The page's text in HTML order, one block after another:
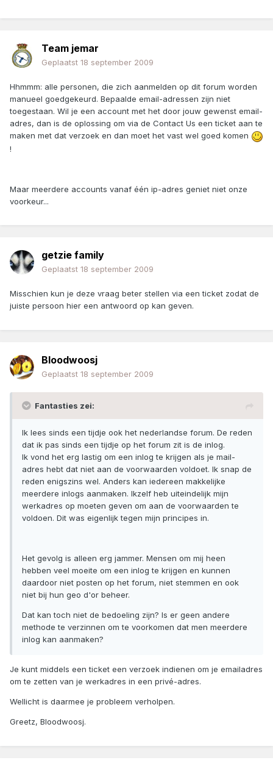
Team jemar
Geplaatst 18 september 2009
Hhmmm: alle personen, die zich aanmelden op dit forum worden
manueel goedgekeurd. Bepaalde email-adressen zijn niet
toegestaan. Wil je een account met het door jouw gewenst email-
adres, dan is de oplossing om via de Contact Us een ticket aan te
maken met dat verzoek en dan moet het vast wel goed komen
!
Maar meerdere accounts vanaf één ip-adres geniet niet onze
voorkeur...
getzie family
Geplaatst 18 september 2009
Misschien kun je deze vraag beter stellen via een ticket zodat de
juiste persoon hier een antwoord op kan geven.
Bloodwoosj
Geplaatst 18 september 2009
Fantasties zei:
Ik lees sinds een tijdje ook het nederlandse forum. De reden
dat ik pas sinds een tijdje op het forum zit is de inlog.
Ik vond het erg lastig om een inlog te krijgen als je mail-
adres hebt dat niet aan de voorwaarden voldoet. Ik snap de
reden enigszins wel. Anders kan iedereen makkelijke
meerdere inlogs aanmaken. Ikzelf heb uiteindelijk mijn
werkadres op moeten geven om aan de voorwaarden te
voldoen. Dit was eigenlijk tegen mijn principes in.
Het gevolg is alleen erg jammer. Mensen om mij heen
hebben veel moeite om een inlog te krijgen en kunnen
daardoor niet posten op het forum, niet stemmen en ook
niet bij hun geo d'or beheer.
Dat kan toch niet de bedoeling zijn? Is er geen andere
methode te verzinnen om te voorkomen dat men meerdere
inlog kan aanmaken?
Je kunt middels een ticket een verzoek indienen om je emailadres
om te zetten van je werkadres in een privé-adres.
Wellicht is daarmee je probleem verholpen.
Greetz, Bloodwoosj.